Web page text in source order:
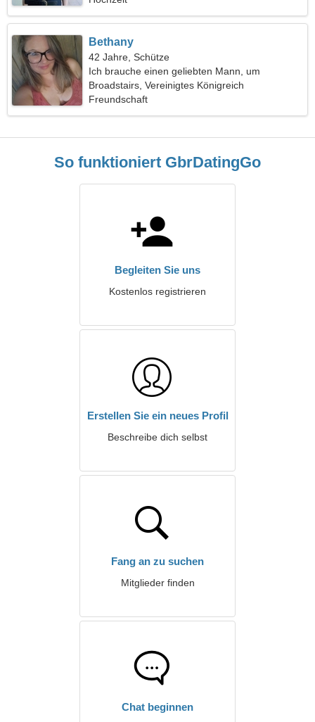
Bethany
42 Jahre, Schütze
Ich brauche einen geliebten Mann, um
zusammen zu tanzen
Broadstairs, Vereinigtes Königreich
Freundschaft
So funktioniert GbrDatingGo
Begleiten Sie uns
Kostenlos registrieren
Erstellen Sie ein neues Profil
Beschreibe dich selbst
Fang an zu suchen
Mitglieder finden
Chat beginnen